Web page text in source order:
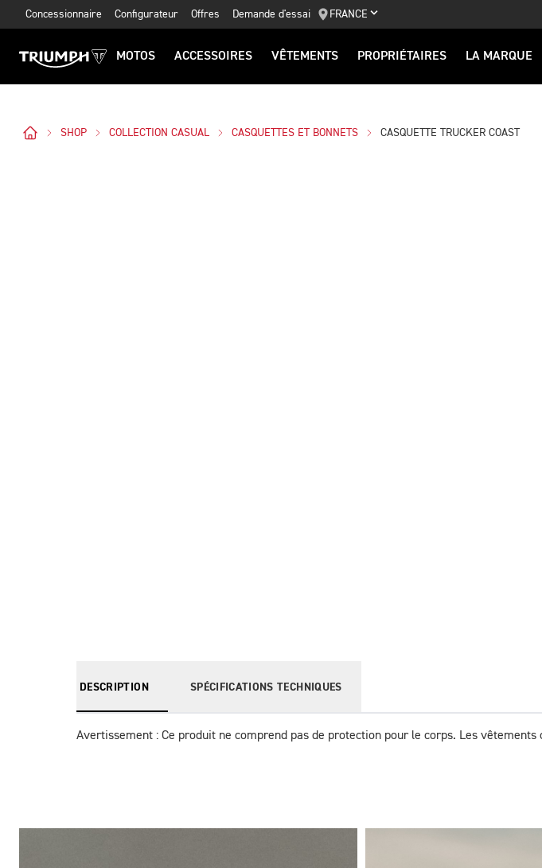
Concessionnaire Configurateur Offres Demande d'essai FRANCE
MOTOS ACCESSOIRES VÊTEMENTS PROPRIÉTAIRES LA MARQUE
SHOP COLLECTION CASUAL CASQUETTES ET BONNETS CASQUETTE TRUCKER COAST
DESCRIPTION SPÉCIFICATIONS TECHNIQUES
Avertissement : Ce produit ne comprend pas de protection pour le corps. Les